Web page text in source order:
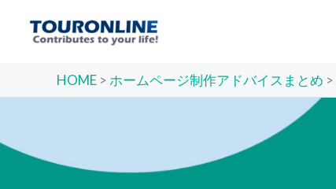
キ
HOME > ホームページ制作アドバイスまとめ >